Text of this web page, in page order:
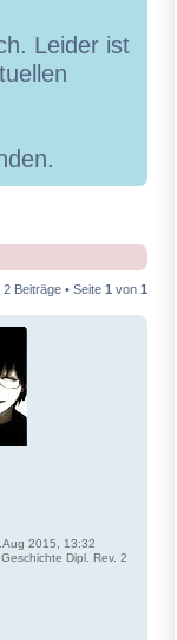
Leider ist
2 Beiträge • Seite 1 von 1
2015, 13:32
Dipl. Rev. 2